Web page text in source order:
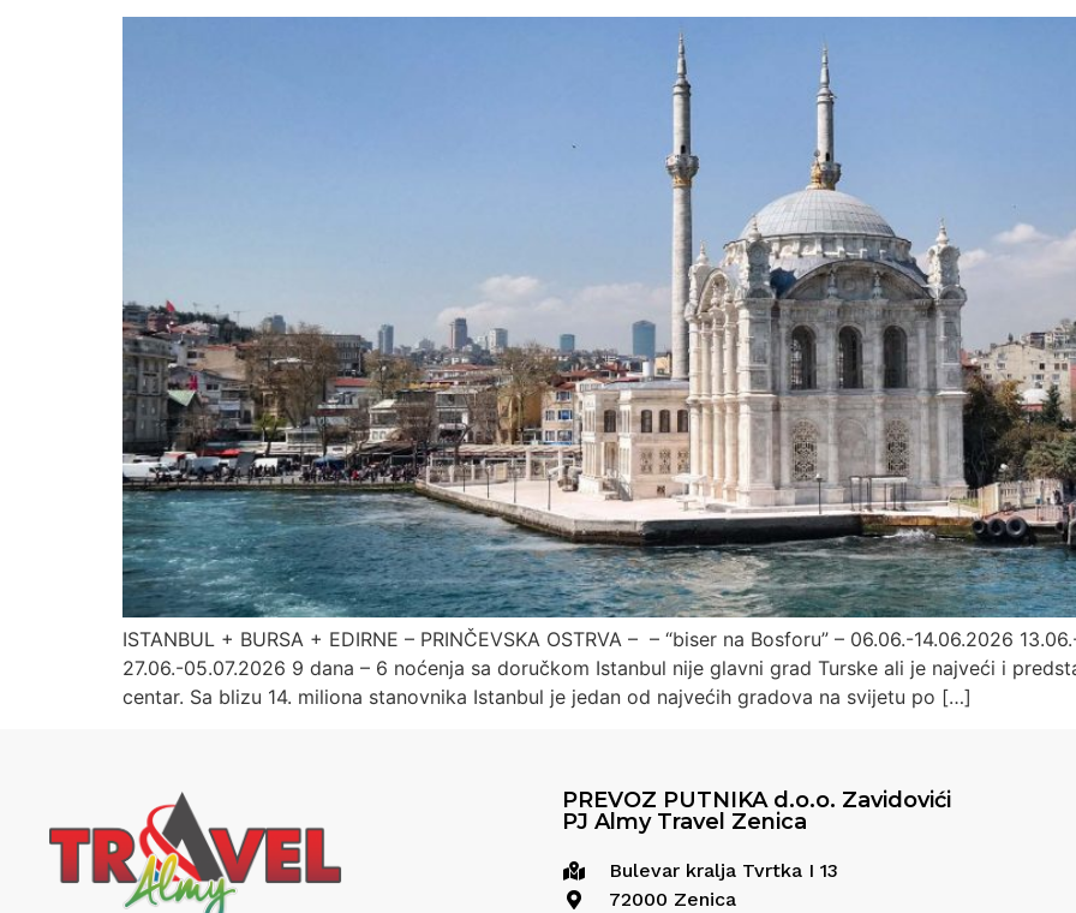
ISTANBUL + BURSA + EDIRNE – PRINČEVSKA OSTRVA – – “biser na Bosforu” – 06.06.-14.06.2026
27.06.-05.07.2026 9 dana – 6 noćenja sa doručkom Istanbul nije glavni grad Turske ali je najveći i
centar. Sa blizu 14. miliona stanovnika Istanbul je jedan od najvećih gradova na svijetu po […]
PREVOZ PUTNIKA d.o.o. Zavidovići
PJ Almy Travel Zenica
Bulevar kralja Tvrtka I 13
72000 Zenica